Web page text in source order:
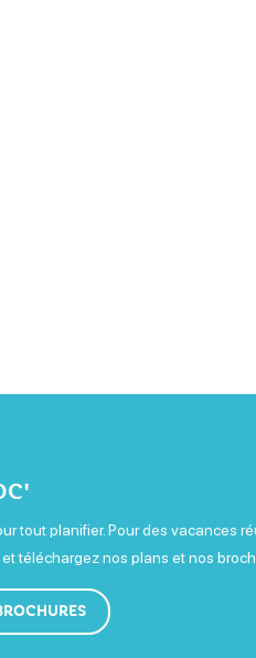
tout planifier. Pour des vacances
téléchargez nos plans et nos